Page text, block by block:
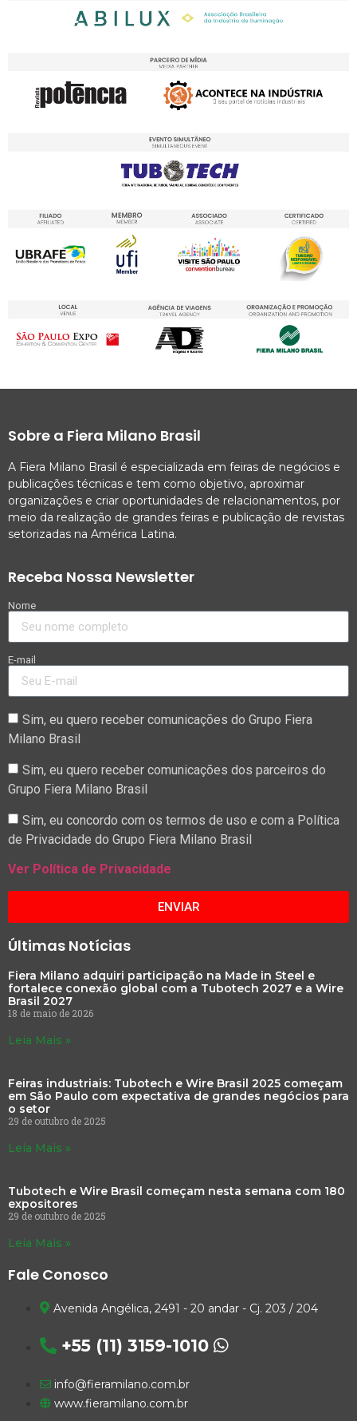
Sobre a Fiera Milano Brasil
A Fiera Milano Brasil é especializada em feiras de negócios e
publicações técnicas e tem como objetivo, aproximar
organizações e criar oportunidades de relacionamentos, por
meio da realização de grandes feiras e publicação de revistas
setorizadas na América Latina.
Receba Nossa Newsletter
Nome
E-mail
Sim, eu quero receber comunicações do Grupo Fiera
Milano Brasil
Sim, eu quero receber comunicações dos parceiros do
Grupo Fiera Milano Brasil
Sim, eu concordo com os termos de uso e com a Política
de Privacidade do Grupo Fiera Milano Brasil
Ver Política de Privacidade
ENVIAR
Últimas Notícias
Fiera Milano adquiri participação na Made in Steel e
fortalece conexão global com a Tubotech 2027 e a Wire
Brasil 2027
18 de maio de 2026
Leia Mais »
Feiras industriais: Tubotech e Wire Brasil 2025 começam
em São Paulo com expectativa de grandes negócios para
o setor
29 de outubro de 2025
Leia Mais »
Tubotech e Wire Brasil começam nesta semana com 180
expositores
29 de outubro de 2025
Leia Mais »
Fale Conosco
Avenida Angélica, 2491 - 20 andar - Cj. 203 / 204
+55 (11) 3159-1010
info@fieramilano.com.br
www.fieramilano.com.br